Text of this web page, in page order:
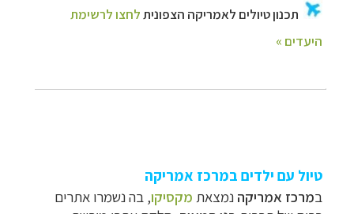
טיול עם ילדים במרכז אמריקה
במרכז אמריקה נמצאת מקסיקו, בה נשמרו אתרים